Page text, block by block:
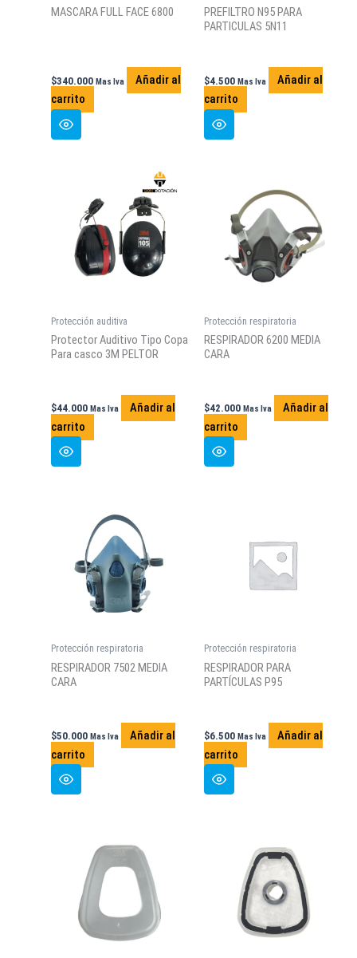
MASCARA FULL FACE 6800
$340.000 Mas Iva
Añadir al
carrito
PREFILTRO N95 PARA
PARTICULAS 5N11
$4.500 Mas Iva
Añadir al
carrito
Protección auditiva
Protector Auditivo Tipo Copa
Para casco 3M PELTOR
$44.000 Mas Iva
Añadir al
carrito
Protección respiratoria
RESPIRADOR 6200 MEDIA
CARA
$42.000 Mas Iva
Añadir al
carrito
Protección respiratoria
RESPIRADOR 7502 MEDIA
CARA
$50.000 Mas Iva
Añadir al
carrito
Protección respiratoria
RESPIRADOR PARA
PARTÍCULAS P95
$6.500 Mas Iva
Añadir al
carrito